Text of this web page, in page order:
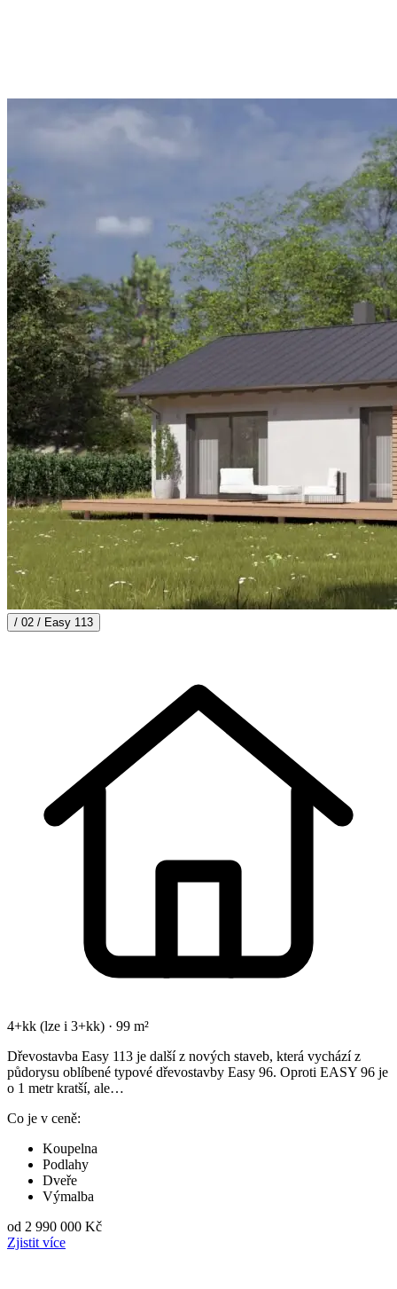
/ 02 / Easy 113
4+kk (lze i 3+kk) · 99 m²
Dřevostavba Easy 113 je další z nových staveb, která vychází z
půdorysu oblíbené typové dřevostavby Easy 96. Oproti EASY 96 je
o 1 metr kratší, ale…
Co je v ceně:
Koupelna
Podlahy
Dveře
Výmalba
od 2 990 000 Kč
Zjistit více